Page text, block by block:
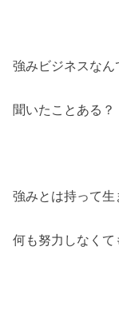
強みビジネスなん
聞いたことある？
強みとは持って生
何も努力しなくて